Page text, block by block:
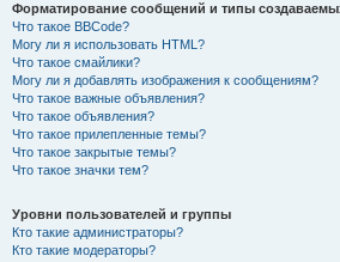
Форматирование сообщений и типы
Что такое BBCode?
Могу ли я использовать HTML?
Что такое смайлики?
Могу ли я добавлять изображения к сообщениям?
Что такое важные объявления?
Что такое объявления?
Что такое прилепленные темы?
Что такое закрытые темы?
Что такое значки тем?
Уровни пользователей и группы
Кто такие администраторы?
Кто такие модераторы?